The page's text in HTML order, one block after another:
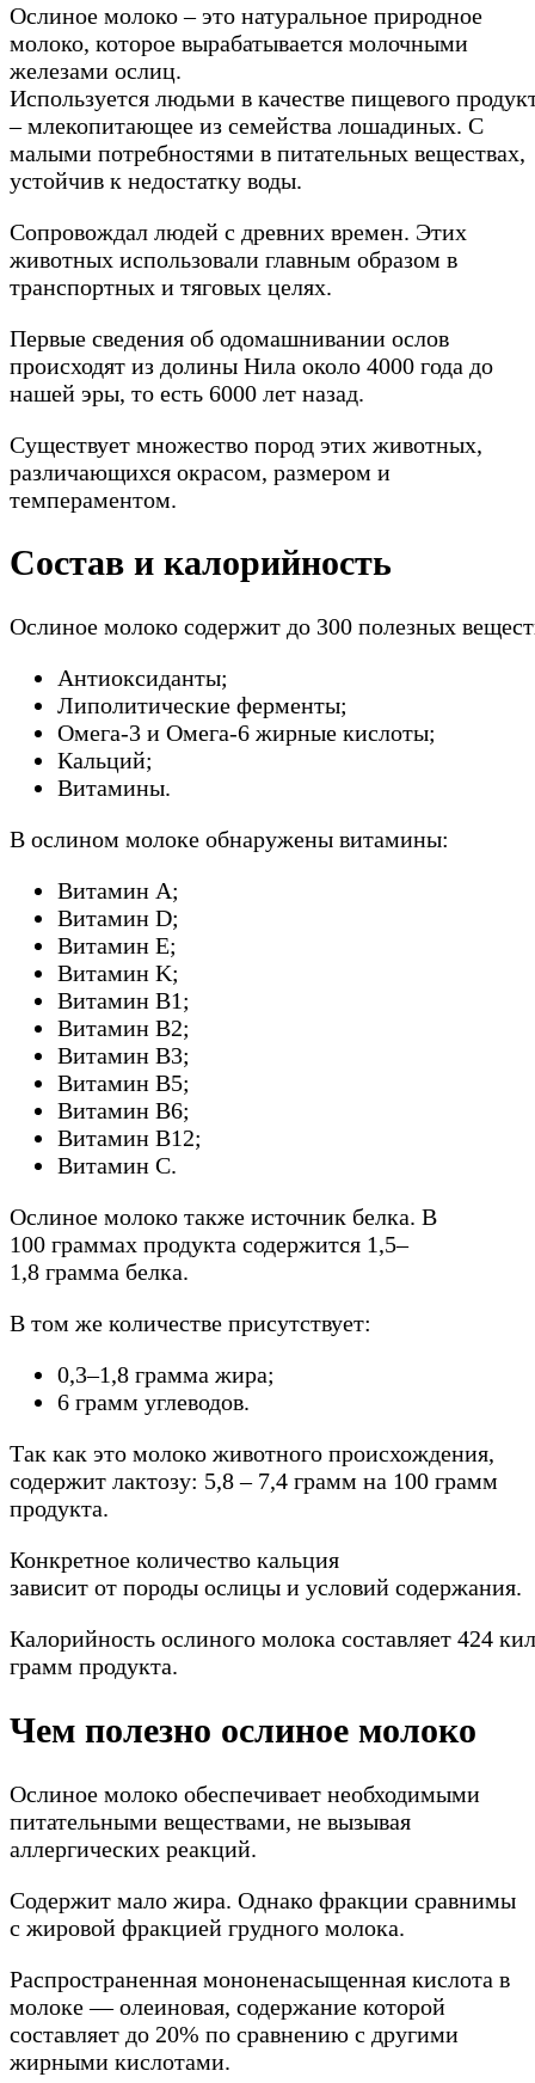
Ослиное молоко – это натуральное природное
молоко, которое вырабатывается молочными
железами ослиц.
Используется людьми в качестве пищевого
– млекопитающее из семейства лошадиных. С
малыми потребностями в питательных веществах,
устойчив к недостатку воды.
Сопровождал людей с древних времен. Этих
животных использовали главным образом в
транспортных и тяговых целях.
Первые сведения об одомашнивании ослов
происходят из долины Нила около 4000 года до
нашей эры, то есть 6000 лет назад.
Существует множество пород этих животных,
различающихся окрасом, размером и
темпераментом.
Состав и калорийность
Ослиное молоко содержит до 300 полезных
Антиоксиданты;
Липолитические ферменты;
Омега-3 и Омега-6 жирные кислоты;
Кальций;
Витамины.
В ослином молоке обнаружены витамины:
Витамин A;
Витамин D;
Витамин E;
Витамин K;
Витамин B1;
Витамин B2;
Витамин B3;
Витамин B5;
Витамин B6;
Витамин B12;
Витамин C.
Ослиное молоко также источник белка. В
100 граммах продукта содержится 1,5–
1,8 грамма белка.
В том же количестве присутствует:
0,3–1,8 грамма жира;
6 грамм углеводов.
Так как это молоко животного происхождения,
содержит лактозу: 5,8 – 7,4 грамм на 100 грамм
продукта.
Конкретное количество кальция
зависит от породы ослицы и условий содержания.
Калорийность ослиного молока составляет 424
грамм продукта.
Чем полезно ослиное молоко
Ослиное молоко обеспечивает необходимыми
питательными веществами, не вызывая
аллергических реакций.
Содержит мало жира. Однако фракции сравнимы
с жировой фракцией грудного молока.
Распространенная мононенасыщенная кислота в
молоке — олеиновая, содержание которой
составляет до 20% по сравнению с другими
жирными кислотами.